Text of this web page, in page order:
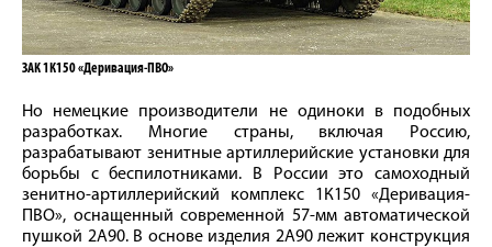
ЗАК 1К150 «Деривация-ПВО»
Но немецкие производители не одиноки в подобных
разработках. Многие страны, включая Россию,
разрабатывают зенитные артиллерийские установки для
борьбы с беспилотниками. В России это самоходный
зенитно-артиллерийский комплекс 1К150 «Деривация-
ПВО», оснащенный современной 57-мм автоматической
пушкой 2А90. В основе изделия 2А90 лежит конструкция